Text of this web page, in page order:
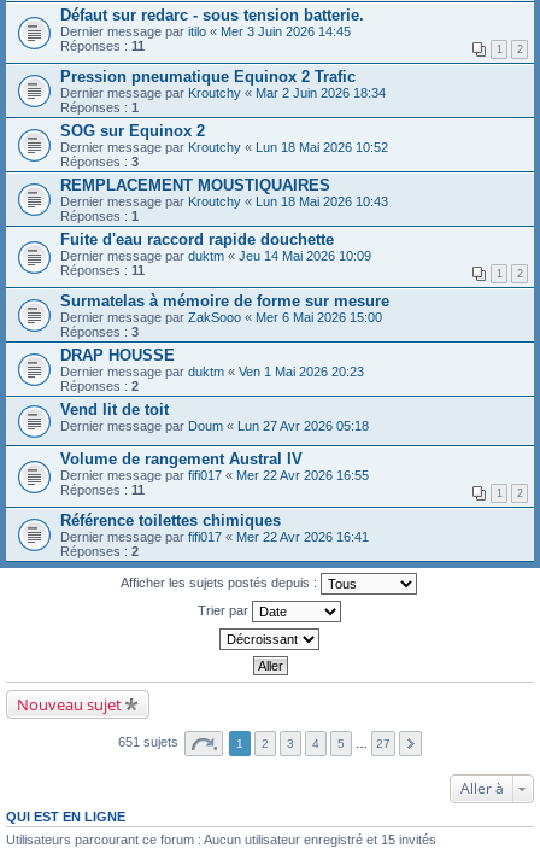
Défaut sur redarc - sous tension batterie.
Dernier message par itilo « Mer 3 Juin 2026 14:45
Réponses : 11 1 2
Pression pneumatique Equinox 2 Trafic
Dernier message par Kroutchy « Mar 2 Juin 2026 18:34
Réponses : 1
SOG sur Equinox 2
Dernier message par Kroutchy « Lun 18 Mai 2026 10:52
Réponses : 3
REMPLACEMENT MOUSTIQUAIRES
Dernier message par Kroutchy « Lun 18 Mai 2026 10:43
Réponses : 1
Fuite d'eau raccord rapide douchette
Dernier message par duktm « Jeu 14 Mai 2026 10:09
Réponses : 11 1 2
Surmatelas à mémoire de forme sur mesure
Dernier message par ZakSooo « Mer 6 Mai 2026 15:00
Réponses : 3
DRAP HOUSSE
Dernier message par duktm « Ven 1 Mai 2026 20:23
Réponses : 2
Vend lit de toit
Dernier message par Doum « Lun 27 Avr 2026 05:18
Volume de rangement Austral IV
Dernier message par fifi017 « Mer 22 Avr 2026 16:55
Réponses : 11 1 2
Référence toilettes chimiques
Dernier message par fifi017 « Mer 22 Avr 2026 16:41
Réponses : 2
Afficher les sujets postés depuis :
Trier par
Nouveau sujet
651 sujets 1 2 3 4 5 27
Aller à
QUI EST EN LIGNE
Utilisateurs parcourant ce forum : Aucun utilisateur enregistré et 15 invités